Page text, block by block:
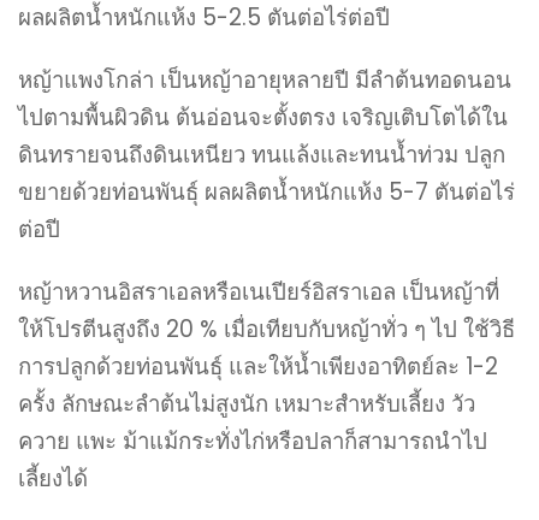
ผลผลิตน้ำหนักแห้ง 5-2.5 ตันต่อไร่ต่อปี
หญ้าแพงโกล่า เป็นหญ้าอายุหลายปี มีลำต้นทอดนอน
ไปตามพื้นผิวดิน ต้นอ่อนจะตั้งตรง เจริญเติบโตได้ใน
ดินทรายจนถึงดินเหนียว ทนแล้งและทนน้ำท่วม ปลูก
ขยายด้วยท่อนพันธุ์ ผลผลิตน้ำหนักแห้ง 5-7 ตันต่อไร่
ต่อปี
หญ้าหวานอิสราเอลหรือเนเปียร์อิสราเอล เป็นหญ้าที่
ให้โปรตีนสูงถึง 20 % เมื่อเทียบกับหญ้าทั่ว ๆ ไป ใช้วิธี
การปลูกด้วยท่อนพันธุ์ และให้น้ำเพียงอาทิตย์ละ 1-2
ครั้ง ลักษณะลำต้นไม่สูงนัก เหมาะสำหรับเลี้ยง วัว
ควาย แพะ ม้าแม้กระทั่งไก่หรือปลาก็สามารถนำไป
เลี้ยงได้